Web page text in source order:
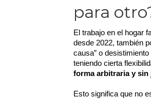
para
El trabajo en el hogar
desde 2022, también
causa” o
teniendo cierta
forma arbitraria y sin
Esto significa que no